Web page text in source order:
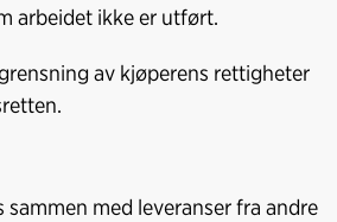
arbeidet ikke er utført.
av kjøperens rettigheter
med leveranser fra andre